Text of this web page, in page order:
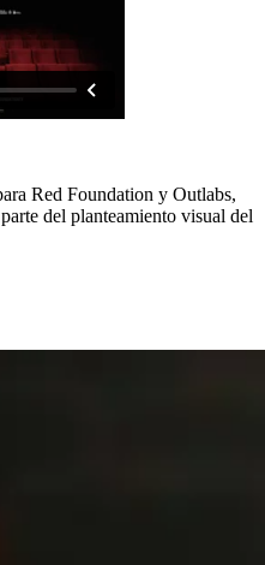
Red Foundation y Outlabs,
del planteamiento visual del